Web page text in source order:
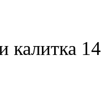
калитка 14